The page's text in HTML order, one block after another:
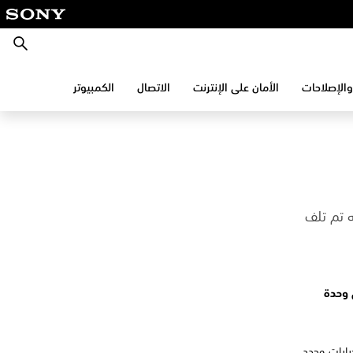
بحث
الأمان على الإنترنت الاتصال الكمبيوتر
تم تلف
وحدة